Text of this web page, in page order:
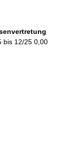
bis 12/25 0,00